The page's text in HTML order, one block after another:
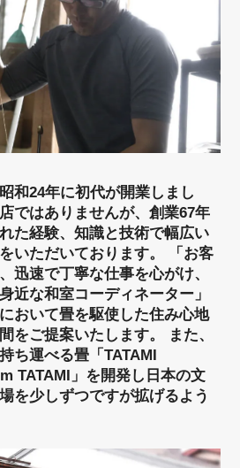
和24年に初代が開業しまし
ではありませんが、創業67年
た経験、知識と技術で幅広い
いただいております。 「お客
迅速で丁寧な仕事を心がけ、
近な和室コーディネーター」
おいて畳を駆使した住み心地
をご提案いたします。 また、
ち運べる畳「TATAMI
TATAMI」を開発し日本の文
を少しずつですが拡げるよう